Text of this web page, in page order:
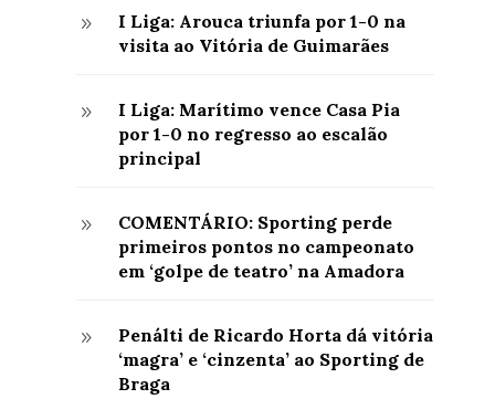
9
I Liga: Arouca triunfa por 1-0 na
visita ao Vitória de Guimarães
9
I Liga: Marítimo vence Casa Pia
por 1-0 no regresso ao escalão
principal
9
COMENTÁRIO: Sporting perde
primeiros pontos no campeonato
em ‘golpe de teatro’ na Amadora
9
Penálti de Ricardo Horta dá vitória
‘magra’ e ‘cinzenta’ ao Sporting de
Braga